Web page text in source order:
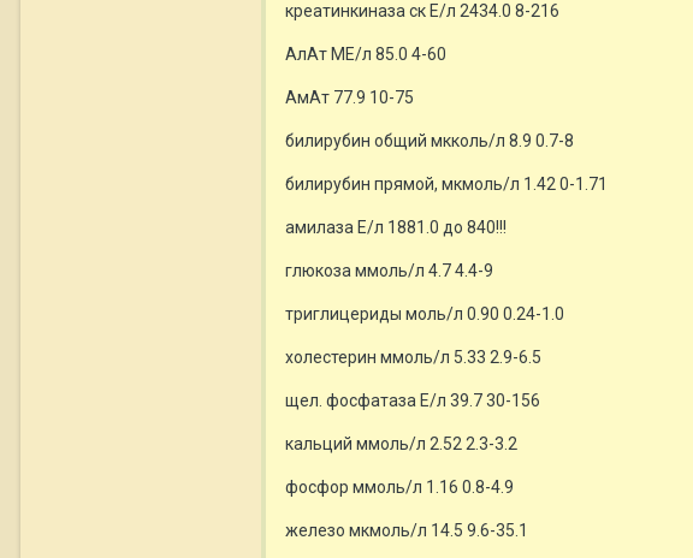
креатинкиназа ск Е/л 2434.0 8-216
АлАт МЕ/л 85.0 4-60
АмАт 77.9 10-75
билирубин общий мкколь/л 8.9 0.7-8
билирубин прямой, мкмоль/л 1.42 0-1.71
амилаза Е/л 1881.0 до 840!!!
глюкоза ммоль/л 4.7 4.4-9
триглицериды моль/л 0.90 0.24-1.0
холестерин ммоль/л 5.33 2.9-6.5
щел. фосфатаза Е/л 39.7 30-156
кальций ммоль/л 2.52 2.3-3.2
фосфор ммоль/л 1.16 0.8-4.9
железо мкмоль/л 14.5 9.6-35.1